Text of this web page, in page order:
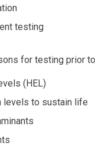
testing
for testing prior
(HEL)
levels to sustain life